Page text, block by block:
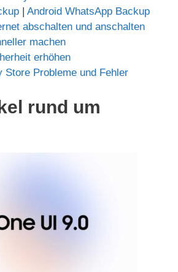
Android WhatsApp Backup
abschalten und anschalten
machen
erhöhen
Store Probleme und Fehler
rund um